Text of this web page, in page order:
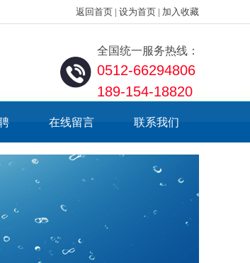
返回首页 | 设为首页 | 加入收藏
全国统一服务热线：
0512-66294806
189-154-18820
在线留言 联系我们